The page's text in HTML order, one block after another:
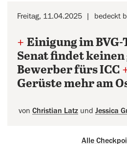
Freitag, 11.04.2025 bedeckt
+ Einigung im
Senat findet
Bewerber fürs ICC
Gerüste mehr am
von Christian Latz und Jessica
Alle